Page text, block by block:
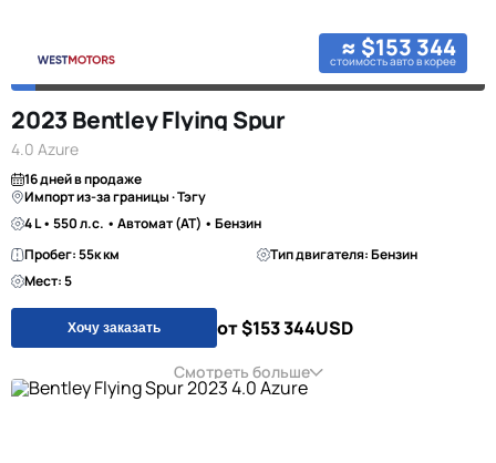
≈ $153 344
стоимость авто в корее
2023 Bentley Flying Spur
4.0 Azure
16 дней в продаже
Импорт из-за границы · Тэгу
4 L • 550 л.с. • Автомат (AT) • Бензин
Пробег: 55к км
Тип двигателя: Бензин
Мест: 5
Хочу заказать от $153 344USD
Смотреть больше